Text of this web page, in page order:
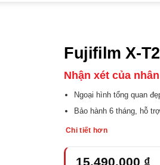
Fujifilm X-
Nhận xét của
Ngoại hình tổng quan
Bảo hành 6 tháng, hỗ
Chi tiết hơn
15.490.000 ₫